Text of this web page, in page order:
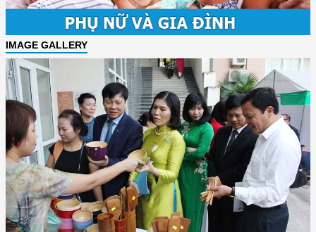
IMAGE GALLERY